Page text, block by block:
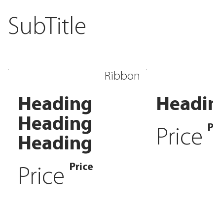
SubTitle
Ribbon
Heading
Heading
Heading
Price Price
Price